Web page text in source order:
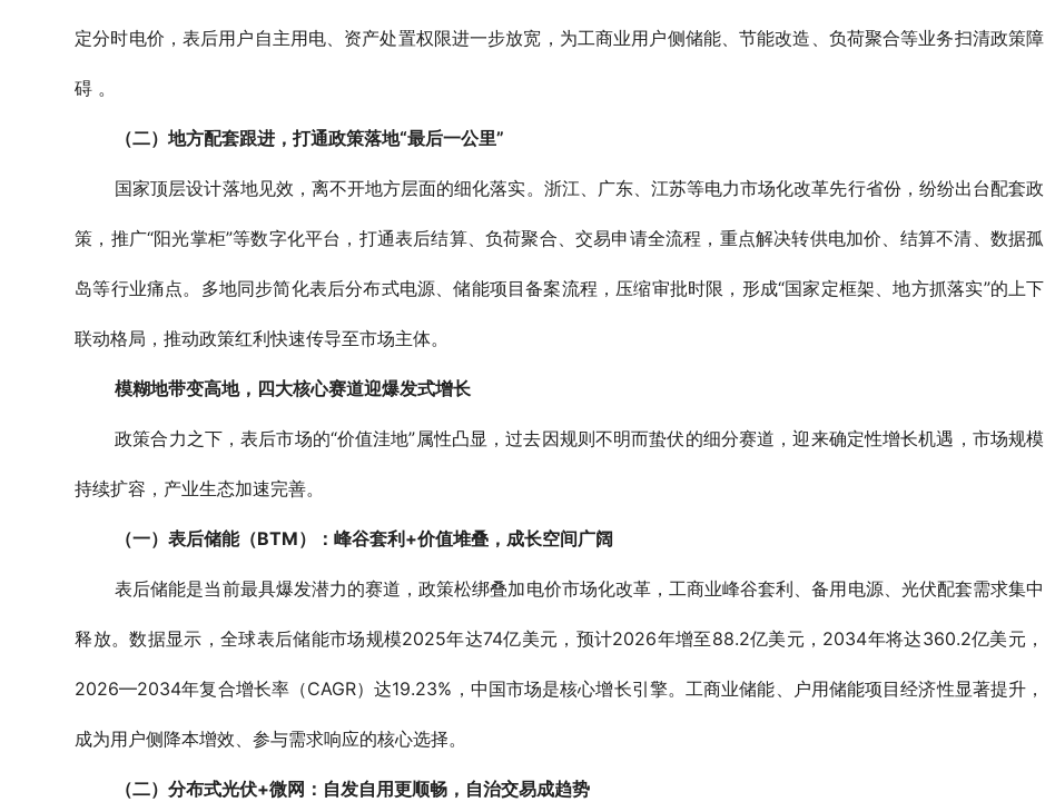
定分时电价，表后用户自主用电、资产处置权限进一步放宽，为工商业用户侧储能、节能改造、负荷聚合等业务扫清政策障
碍 。
（二）地方配套跟进，打通政策落地“最后一公里”
国家顶层设计落地见效，离不开地方层面的细化落实。浙江、广东、江苏等电力市场化改革先行省份，纷纷出台配套政
策，推广“阳光掌柜”等数字化平台，打通表后结算、负荷聚合、交易申请全流程，重点解决转供电加价、结算不清、数据孤
岛等行业痛点。多地同步简化表后分布式电源、储能项目备案流程，压缩审批时限，形成“国家定框架、地方抓落实”的上下
联动格局，推动政策红利快速传导至市场主体。
模糊地带变高地，四大核心赛道迎爆发式增长
政策合力之下，表后市场的“价值洼地”属性凸显，过去因规则不明而蛰伏的细分赛道，迎来确定性增长机遇，市场规模
持续扩容，产业生态加速完善。
（一）表后储能（BTM）：峰谷套利+价值堆叠，成长空间广阔
表后储能是当前最具爆发潜力的赛道，政策松绑叠加电价市场化改革，工商业峰谷套利、备用电源、光伏配套需求集中
释放。数据显示，全球表后储能市场规模2025年达74亿美元，预计2026年增至88.2亿美元，2034年将达360.2亿美元，
2026—2034年复合增长率（CAGR）达19.23%，中国市场是核心增长引擎。工商业储能、户用储能项目经济性显著提升，
成为用户侧降本增效、参与需求响应的核心选择。
（二）分布式光伏+微网：自发自用更顺畅，自治交易成趋势